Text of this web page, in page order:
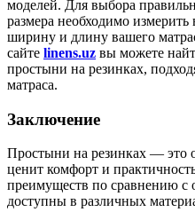
моделей. Для выбора
размера необходимо измерить
ширину и длину вашего
сайте linens.uz вы можете
простыни на резинках,
матраса.
Заключение
Простыни на резинках — это
ценит комфорт и
преимуществ по сравнению
доступны в различных